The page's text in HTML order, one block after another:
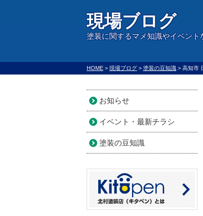
現場ブログ
塗装に関するマメ知識やイベント
HOME > 現場ブログ > 塗装の豆知識 > 高知市
お知らせ
イベント・最新チラシ
塗装の豆知識